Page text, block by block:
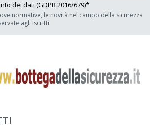
dei dati (GDPR 2016/679)*
normative, le novità nel campo della sicurezza
agli iscritti.